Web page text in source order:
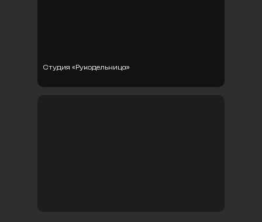
Студия «Рукодельница»